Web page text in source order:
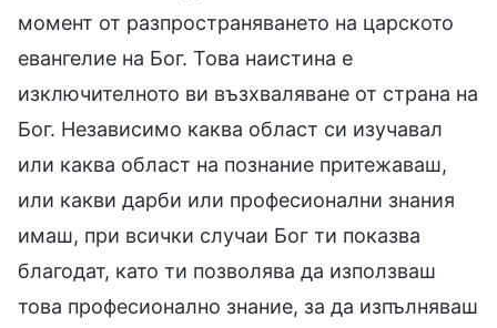
момент от разпространяването на царското
евангелие на Бог. Това наистина е
изключителното ви възхваляване от страна на
Бог. Независимо каква област си изучавал
или каква област на познание притежаваш,
или какви дарби или професионални знания
имаш, при всички случаи Бог ти показва
благодат, като ти позволява да използваш
това професионално знание, за да изпълняваш